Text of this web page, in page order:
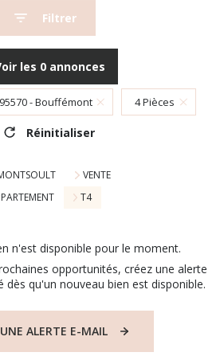
Filtrer
les 0annonces
95570 - Bouffémont 4 Pièces
Réinitialiser
VENTE
T4
n'est disponible pour le moment.
opportunités, créez une alerte
qu'un nouveau bien est disponible.
ALERTE E-MAIL